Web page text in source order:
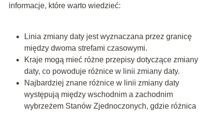
informacje, które warto wiedzieć:
Linia zmiany daty jest wyznaczana przez granicę
między dwoma strefami czasowymi.
Kraje mogą mieć różne przepisy dotyczące zmiany
daty, co powoduje różnice w linii zmiany daty.
Najbardziej znane różnice w linii zmiany daty
występują między wschodnim a zachodnim
wybrzeżem Stanów Zjednoczonych, gdzie różnica